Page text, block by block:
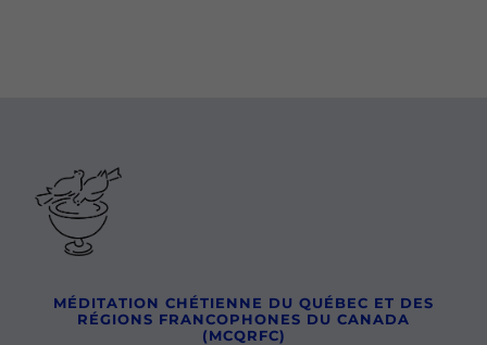
MÉDITATION CHÉTIENNE DU QUÉBEC ET DES
RÉGIONS FRANCOPHONES DU CANADA
(MCQRFC)